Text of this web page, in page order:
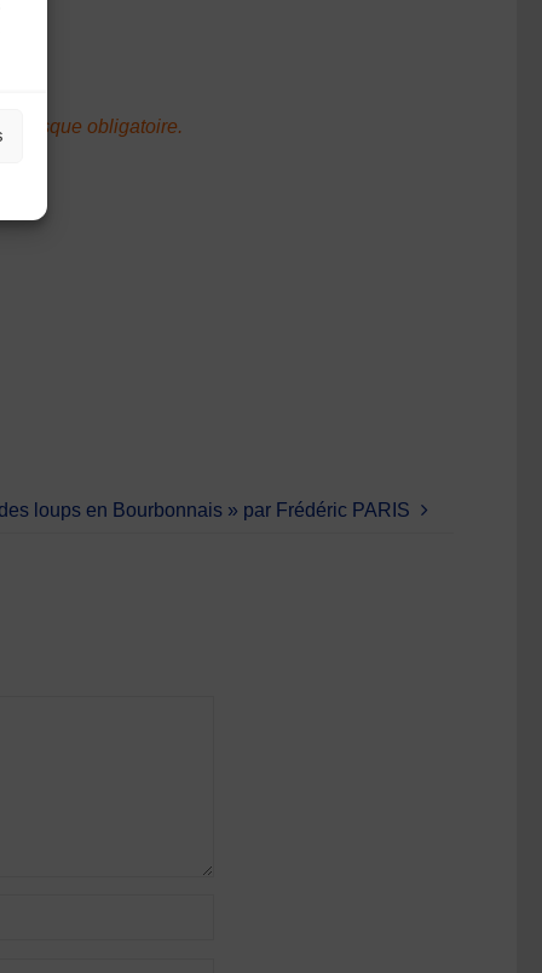
masque obligatoire.
loups en Bourbonnais » par Frédéric PARIS